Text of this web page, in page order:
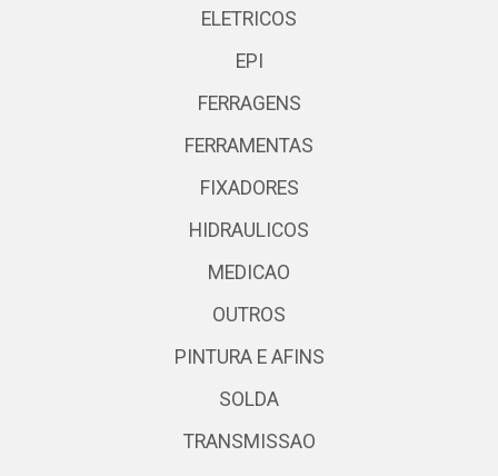
ELETRICOS
EPI
FERRAGENS
FERRAMENTAS
FIXADORES
HIDRAULICOS
MEDICAO
OUTROS
PINTURA E AFINS
SOLDA
TRANSMISSAO